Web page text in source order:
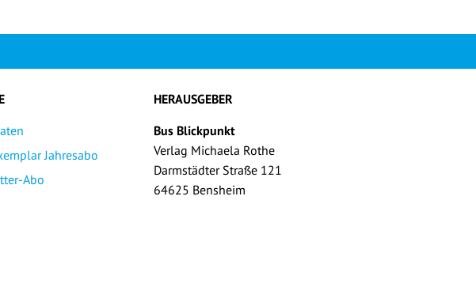
Jahresabo
Abo
HERAUSGEBER
Bus Blickpunkt
Verlag Michaela Rothe
Darmstädter Straße 121
64625 Bensheim